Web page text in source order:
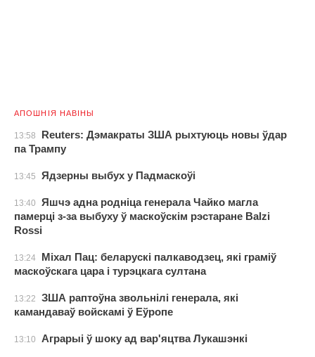
АПОШНІЯ НАВІНЫ
13:58
Reuters: Дэмакраты ЗША рыхтуюць новы ўдар
па Трампу
13:45 Ядзерны выбух у Падмаскоўі
13:40
Яшчэ адна родніца генерала Чайко магла
памерці з-за выбуху ў маскоўскім рэстаране Balzi
Rossi
13:24
Міхал Пац: беларускі палкаводзец, які граміў
маскоўскага цара і турэцкага султана
13:22
ЗША раптоўна звольнілі генерала, які
камандаваў войскамі ў Еўропе
13:10 Аграрыі ў шоку ад вар'яцтва Лукашэнкі